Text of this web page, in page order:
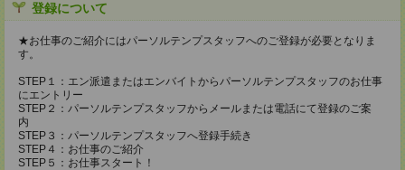
登録について
★お仕事のご紹介にはパーソルテンプスタッフへのご登録が必要となりま
す。
STEP１：エン派遣またはエンバイトからパーソルテンプスタッフのお仕事
にエントリー
STEP２：パーソルテンプスタッフからメールまたは電話にて登録のご案
内
STEP３：パーソルテンプスタッフへ登録手続き
STEP４：お仕事のご紹介
STEP５：お仕事スタート！